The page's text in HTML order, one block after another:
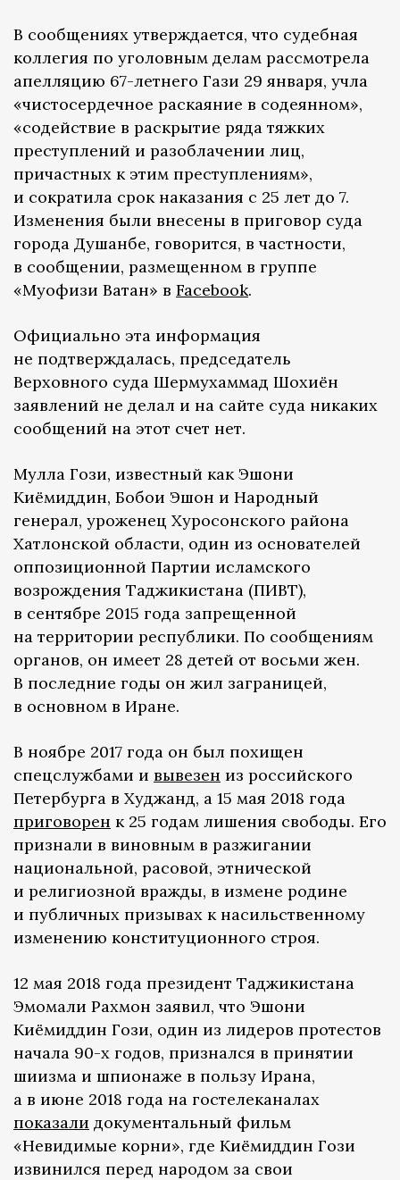
В сообщениях утверждается, что судебная
коллегия по уголовным делам рассмотрела
апелляцию 67-летнего Гази 29 января, учла
«чистосердечное раскаяние в содеянном»,
«содействие в раскрытие ряда тяжких
преступлений и разоблачении лиц,
причастных к этим преступлениям»,
и сократила срок наказания с 25 лет до 7.
Изменения были внесены в приговор суда
города Душанбе, говорится, в частности,
в сообщении, размещенном в группе
«Муҳофизи Ватан» в Facebook.
Официально эта информация
не подтверждалась, председатель
Верховного суда Шермухаммад Шохиён
заявлений не делал и на сайте суда никаких
сообщений на этот счет нет.
Мулла Гози, известный как Эшони
Киёмиддин, Бобои Эшон и Народный
генерал, уроженец Хуросонского района
Хатлонской области, один из основателей
оппозиционной Партии исламского
возрождения Таджикистана (ПИВТ),
в сентябре 2015 года запрещенной
на территории республики. По сообщениям
органов, он имеет 28 детей от восьми жен.
В последние годы он жил заграницей,
в основном в Иране.
В ноябре 2017 года он был похищен
спецслужбами и вывезен из российского
Петербурга в Худжанд, а 15 мая 2018 года
приговорен к 25 годам лишения свободы. Его
признали в виновным в разжигании
национальной, расовой, этнической
и религиозной вражды, в измене родине
и публичных призывах к насильственному
изменению конституционного строя.
12 мая 2018 года президент Таджикистана
Эмомали Рахмон заявил, что Эшони
Киёмиддин Гози, один из лидеров протестов
начала 90-х годов, признался в принятии
шиизма и шпионаже в пользу Ирана,
а в июне 2018 года на гостелеканалах
показали документальный фильм
«Невидимые корни», где Киёмиддин Гози
извинился перед народом за свои